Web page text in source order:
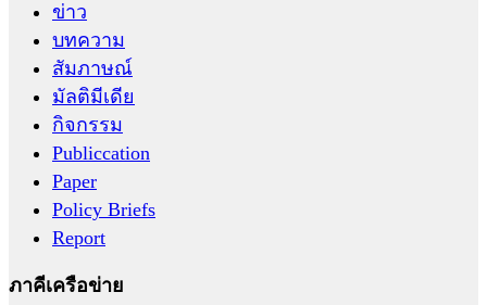
ข่าว
บทความ
สัมภาษณ์
มัลติมีเดีย
กิจกรรม
Publiccation
Paper
Policy Briefs
Report
ภาคีเครือข่าย